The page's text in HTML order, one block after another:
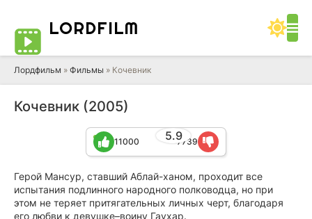
LORDFILM
Лордфильм » Фильмы » Кочевник
Кочевник (2005)
5.9
11000 7739
Герой Мансур, ставший Аблай-ханом, проходит все
испытания подлинного народного полководца, но при
этом не теряет притягательных личных черт, благодаря
его любви к девушке–воину Гаухар.